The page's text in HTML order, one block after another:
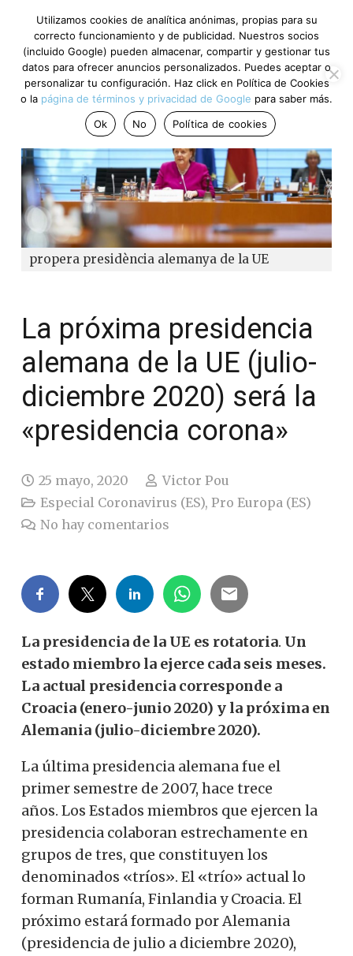
propera presidència alemanya de la UE
La próxima presidencia
alemana de la UE (julio-
diciembre 2020) será la
«presidencia corona»
25 mayo, 2020
Victor Pou
Especial Coronavirus (ES),Pro Europa (ES)
No hay comentarios
La presidencia de la UE es rotatoria. Un
estado miembro la ejerce cada seis meses.
La actual presidencia corresponde a
Croacia (enero-junio 2020) y la próxima en
Alemania (julio-diciembre 2020).
La última presidencia alemana fue el
primer semestre de 2007, hace trece
años. Los Estados miembros que ejercen la
presidencia colaboran estrechamente en
grupos de tres, que constituyen los
denominados «tríos». El «trío» actual lo
forman Rumanía, Finlandia y Croacia. El
próximo estará formado por Alemania
(presidencia de julio a diciembre 2020),
Utilizamos cookies de analítica anónimas, propias para su
correcto funcionamiento y de publicidad. Nuestros socios
(incluido Google) pueden almacenar, compartir y gestionar tus
datos para ofrecer anuncios personalizados. Puedes aceptar o
personalizar tu configuración. Haz click en Política de Cookies
o la página de términos y privacidad de Google para saber más.
Ok
No Política de cookies